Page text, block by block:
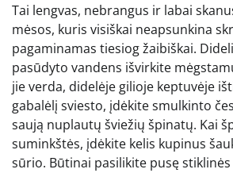
Tai lengvas, nebrangus ir labai
mėsos, kuris visiškai neapsunkina
pagaminamas tiesiog žaibiškai.
pasūdyto vandens išvirkite
jie verda, didelėje gilioje keptuvėje
gabalėlį sviesto, įdėkite smulkinto
saują nuplautų šviežių špinatų. Kai
suminkštės, įdėkite kelis kupinus
sūrio. Būtinai pasilikite pusę